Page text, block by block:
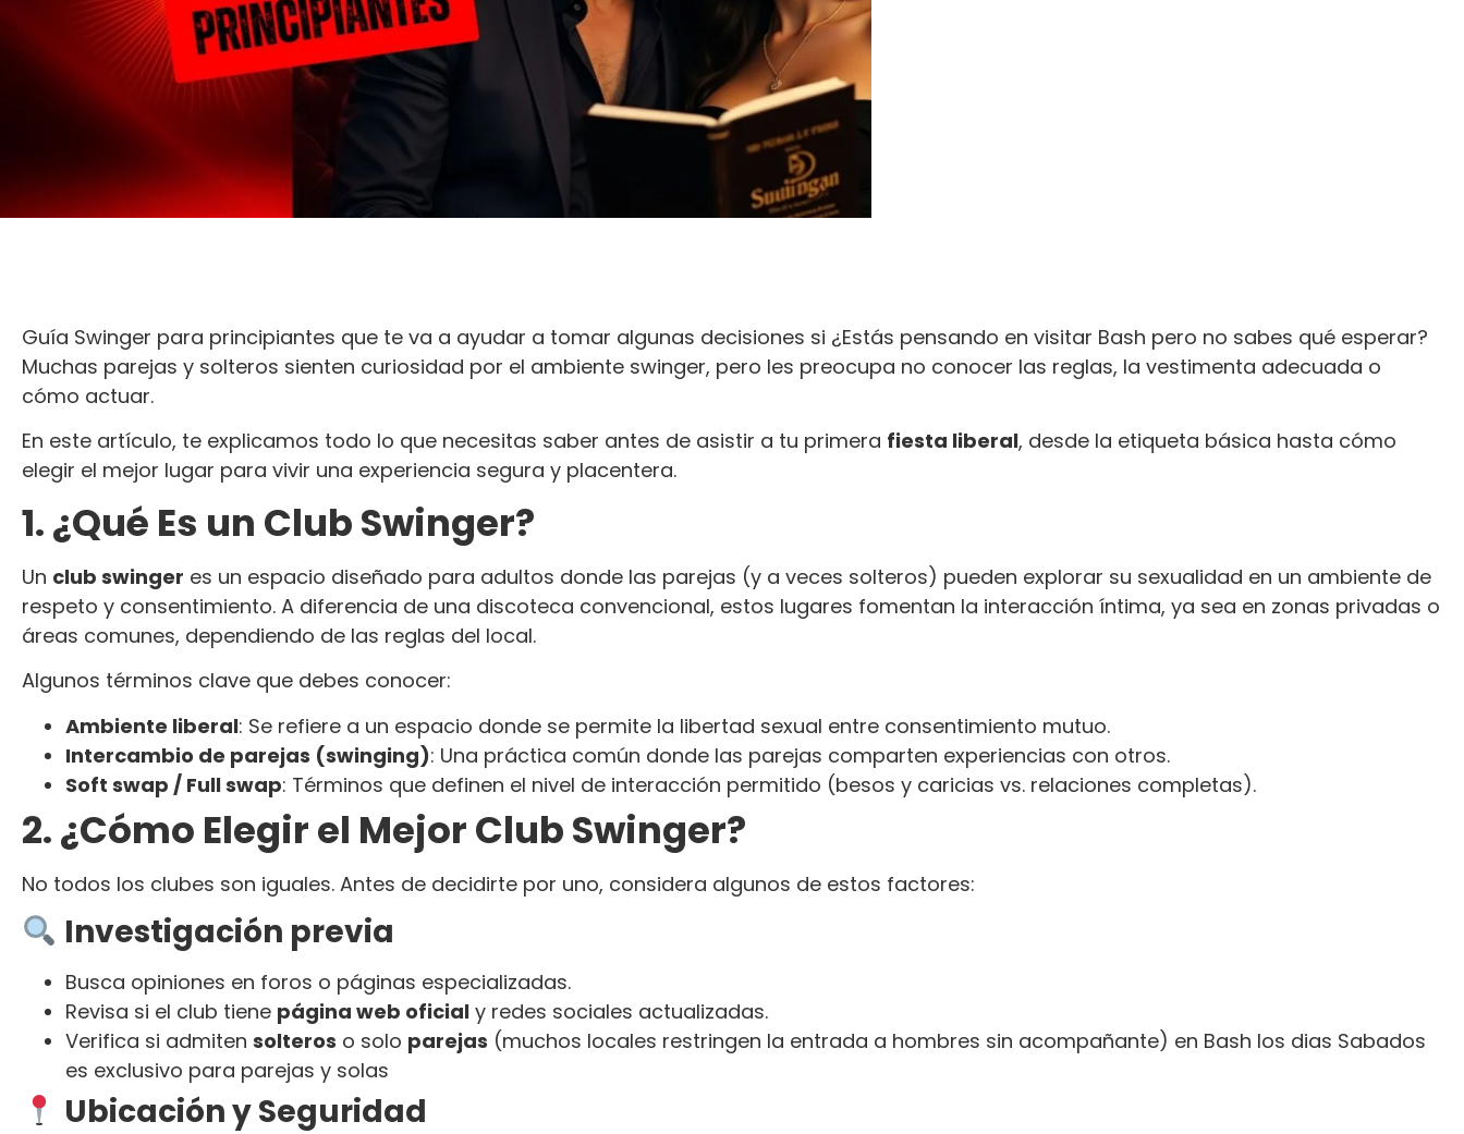
Guía Swinger para principiantes que te va a ayudar a tomar algunas decisiones si ¿Estás pensando en visitar Bash pero no sabes qué esperar?
Muchas parejas y solteros sienten curiosidad por el ambiente swinger, pero les preocupa no conocer las reglas, la vestimenta adecuada o
cómo actuar.
En este artículo, te explicamos todo lo que necesitas saber antes de asistir a tu primera fiesta liberal, desde la etiqueta básica hasta cómo
elegir el mejor lugar para vivir una experiencia segura y placentera.
1. ¿Qué Es un Club Swinger?
Un club swinger es un espacio diseñado para adultos donde las parejas (y a veces solteros) pueden explorar su sexualidad en un ambiente de
respeto y consentimiento. A diferencia de una discoteca convencional, estos lugares fomentan la interacción íntima, ya sea en zonas privadas o
áreas comunes, dependiendo de las reglas del local.
Algunos términos clave que debes conocer:
Ambiente liberal: Se refiere a un espacio donde se permite la libertad sexual entre consentimiento mutuo.
Intercambio de parejas (swinging): Una práctica común donde las parejas comparten experiencias con otros.
Soft swap / Full swap: Términos que definen el nivel de interacción permitido (besos y caricias vs. relaciones completas).
2. ¿Cómo Elegir el Mejor Club Swinger?
No todos los clubes son iguales. Antes de decidirte por uno, considera algunos de estos factores:
Investigación previa
Busca opiniones en foros o páginas especializadas.
Revisa si el club tiene página web oficial y redes sociales actualizadas.
Verifica si admiten solteros o solo parejas (muchos locales restringen la entrada a hombres sin acompañante) en Bash los dias Sabados
es exclusivo para parejas y solas
Ubicación y Seguridad